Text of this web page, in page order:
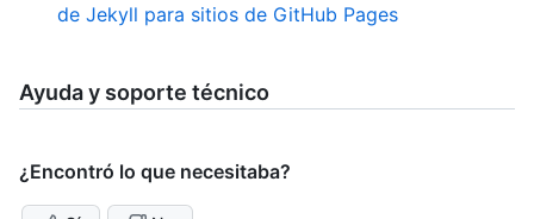
de Jekyll para sitios de GitHub Pages
Ayuda y soporte técnico
¿Encontró lo que necesitaba?